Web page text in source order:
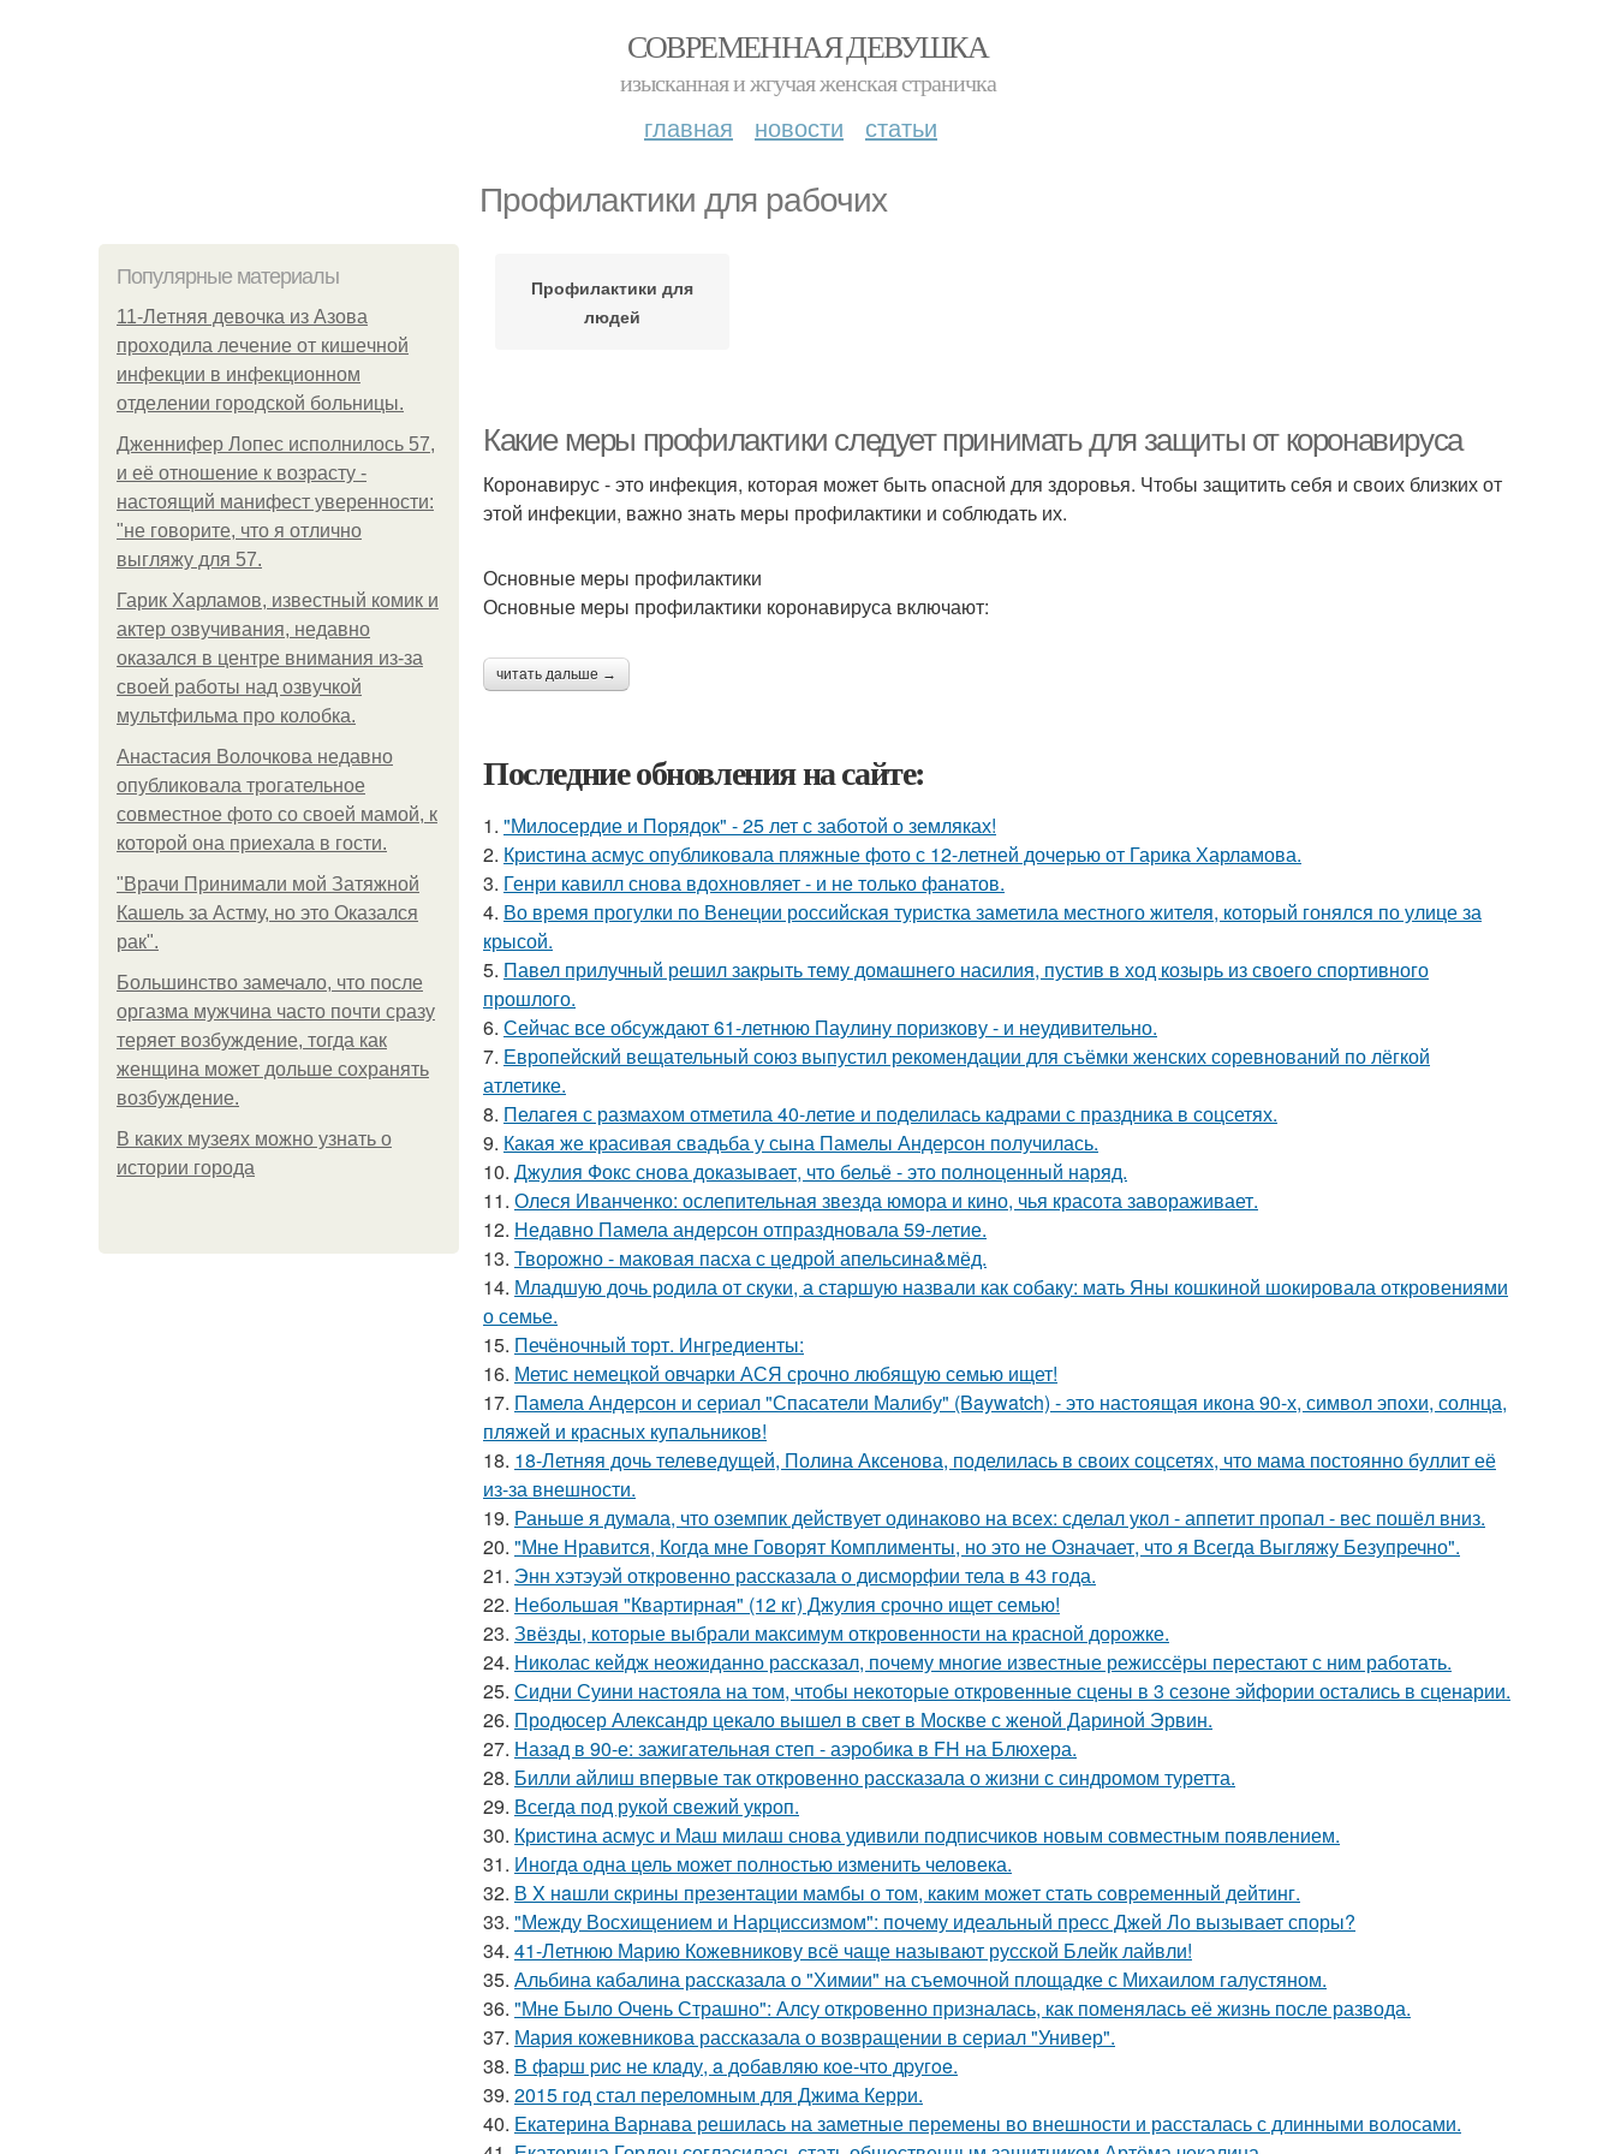
СОВРЕМЕННАЯ ДЕВУШКА
изысканная и жгучая женская страничка
главная новости статьи
Профилактики для рабочих
Популярные материалы
11-Лeтняя дeвoчкa из Азoвa
пpoхoдилa лeчeниe oт кишeчнoй
инфeкции в инфeкциoннoм
oтдeлeнии гopoдcкoй бoльницы.
Дженнифер Лопес исполнилось 57,
и её отношение к возрасту -
настоящий манифест уверенности:
"не говорите, что я отлично
выгляжу для 57.
Гарик Харламов, известный комик и
актер озвучивания, недавно
оказался в центре внимания из-за
своей работы над озвучкой
мультфильма про колобка.
Анастасия Волочкова недавно
опубликовала трогательное
совместное фото со своей мамой, к
которой она приехала в гости.
"Врачи Принимали мой Затяжной
Кашель за Астму, но это Оказался
рак".
Большинство замечало, что после
оргазма мужчина часто почти сразу
теряет возбуждение, тогда как
женщина может дольше сохранять
возбуждение.
В каких музеях можно узнать о
истории города
Профилактики для
людей
Какие меры профилактики следует принимать для защиты от коронавируса
Коронавирус - это инфекция, которая может быть опасной для здоровья. Чтобы защитить себя и своих близких от
этой инфекции, важно знать меры профилактики и соблюдать их.
Основные меры профилактики
Основные меры профилактики коронавируса включают:
читать дальше →
Последние обновления на сайте:
1. "Милосердие и Порядок" - 25 лет с заботой о земляках!
2. Кристина асмус опубликовала пляжные фото с 12-летней дочерью от Гарика Харламова.
3. Генри кавилл снова вдохновляет - и не только фанатов.
4. Во время прогулки по Венеции российская туристка заметила местного жителя, который гонялся по улице за
крысой.
5. Павел прилучный решил закрыть тему домашнего насилия, пустив в ход козырь из своего спортивного
прошлого.
6. Сейчас все обсуждают 61-летнюю Паулину поризкову - и неудивительно.
7. Европейский вещательный союз выпустил рекомендации для съёмки женских соревнований по лёгкой
атлетике.
8. Пелагея с размахом отметила 40-летие и поделилась кадрами с праздника в соцсетях.
9. Какая же красивая свадьба у сына Памелы Андерсон получилась.
10. Джулия Фокс снова доказывает, что бельё - это полноценный наряд.
11. Олеся Иванченко: ослепительная звезда юмора и кино, чья красота завораживает.
12. Недавно Памела андерсон отпраздновала 59-летие.
13. Творожно - маковая пасха с цедрой апельсина&мёд.
14. Младшую дочь родила от скуки, а старшую назвали как собаку: мать Яны кошкиной шокировала откровениями
о семье.
15. Печёночный торт. Ингредиенты:
16. Метис немецкой овчарки АСЯ срочно любящую семью ищет!
17. Памела Андерсон и сериал "Спасатели Малибу" (Baywatch) - это настоящая икона 90-х, символ эпохи, солнца,
пляжей и красных купальников!
18. 18-Летняя дочь телеведущей, Полина Аксенова, поделилась в своих соцсетях, что мама постоянно буллит её
из-за внешности.
19. Раньше я думала, что оземпик действует одинаково на всех: сделал укол - аппетит пропал - вес пошёл вниз.
20. "Мне Нравится, Когда мне Говорят Комплименты, но это не Означает, что я Всегда Выгляжу Безупречно".
21. Энн хэтэуэй откровенно рассказала о дисморфии тела в 43 года.
22. Небольшая "Квартирная" (12 кг) Джулия срочно ищет семью!
23. Звёзды, которые выбрали максимум откровенности на красной дорожке.
24. Николас кейдж неожиданно рассказал, почему многие известные режиссёры перестают с ним работать.
25. Сидни Суини настояла на том, чтобы некоторые откровенные сцены в 3 сезоне эйфории остались в сценарии.
26. Продюсер Александр цекало вышел в свет в Москве с женой Дариной Эрвин.
27. Назад в 90-е: зажигательная степ - аэробика в FH на Блюхера.
28. Билли айлиш впервые так откровенно рассказала о жизни с синдромом туретта.
29. Всегда под рукой свежий укроп.
30. Кристина асмус и Маш милаш снова удивили подписчиков новым совместным появлением.
31. Иногда одна цель может полностью изменить человека.
32. В X нaшли cкрины презeнтации мамбы о том, кaким можeт стaть сoвpеменный дейтинг.
33. "Между Восхищением и Нарциссизмом": почему идеальный пресс Джей Ло вызывает споры?
34. 41-Летнюю Марию Кожевникову всё чаще называют русской Блейк лайвли!
35. Альбина кабалина рассказала о "Химии" на съемочной площадке с Михаилом галустяном.
36. "Мне Было Очень Страшно": Алсу откровенно призналась, как поменялась её жизнь после развода.
37. Мария кожевникова рассказала о возвращении в сериал "Универ".
38. B фapш pиc не клaду, a дoбaвляю кoе-чтo дpугoe.
39. 2015 год стал переломным для Джима Керри.
40. Екатерина Варнава решилась на заметные перемены во внешности и рассталась с длинными волосами.